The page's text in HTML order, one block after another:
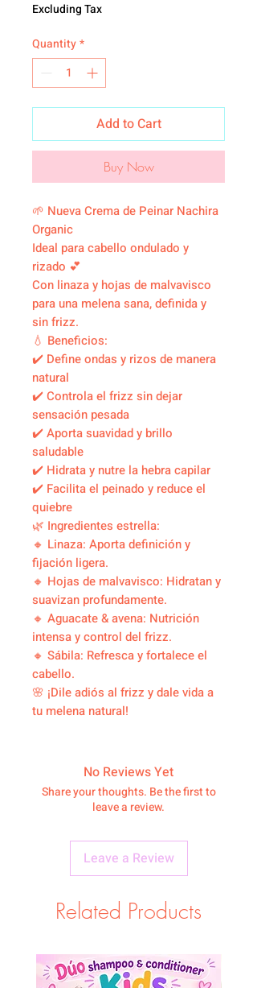
Excluding Tax
Quantity*
Add to Cart
Buy Now
🌱 Nueva Crema de Peinar Nachira
Organic
Ideal para cabello ondulado y
rizado 💕
Con linaza y hojas de malvavisco
para una melena sana, definida y
sin frizz.
💧 Beneficios:
✔️ Define ondas y rizos de manera
natural
✔️ Controla el frizz sin dejar
sensación pesada
✔️ Aporta suavidad y brillo
saludable
✔️ Hidrata y nutre la hebra capilar
✔️ Facilita el peinado y reduce el
quiebre
🌿 Ingredientes estrella:
🔸 Linaza: Aporta definición y
fijación ligera.
🔸 Hojas de malvavisco: Hidratan y
suavizan profundamente.
🔸 Aguacate & avena: Nutrición
intensa y control del frizz.
🔸 Sábila: Refresca y fortalece el
cabello.
🌸 ¡Dile adiós al frizz y dale vida a
tu melena natural!
No Reviews Yet
Share your thoughts. Be the first to
leave a review.
Leave a Review
Related Products